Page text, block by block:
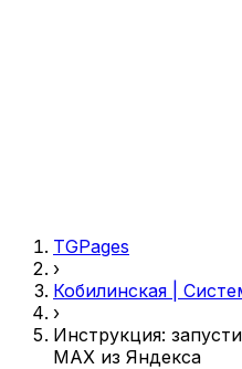
TGPages
›
Кобилинская |
›
Инструкция:
MAX из Яндекса